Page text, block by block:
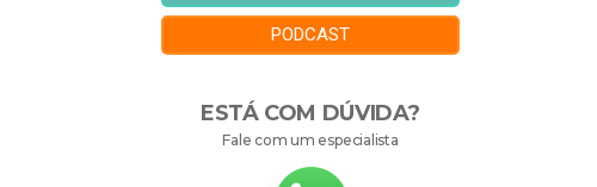
PODCAST
ESTÁ COM DÚVIDA?
Fale com um especialista